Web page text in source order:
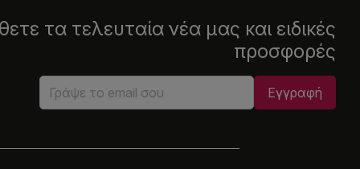
τα τελευταία νέα μας και ειδικές
προσφορές